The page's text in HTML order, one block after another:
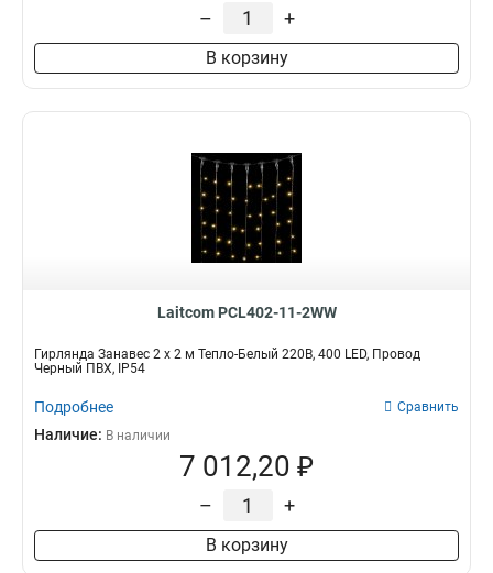
до 5 48
Тип
Электрогирлянда
Элементы гирлянды 0
Набор гирлянд 0
– +
В корзину
Laitcom PCL402-11-2WW
Гирлянда Занавес 2 x 2 м Тепло-Белый 220В, 400 LED, Провод
Черный ПВХ, IP54
Подробнее Сравнить
Наличие: В наличии
7 012,20 ₽
– +
В корзину